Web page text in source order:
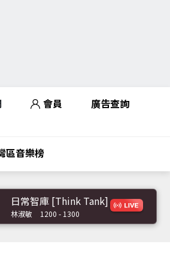
會員 廣告查詢
區音樂榜
日常智庫 [Think Tank]
林淑敏 1200 - 1300